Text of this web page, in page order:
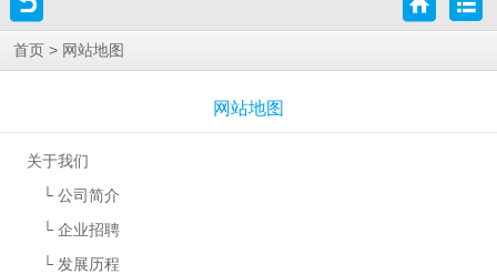
首页 > 网站地图
网站地图
关于我们
└ 公司简介
└ 企业招聘
└ 发展历程